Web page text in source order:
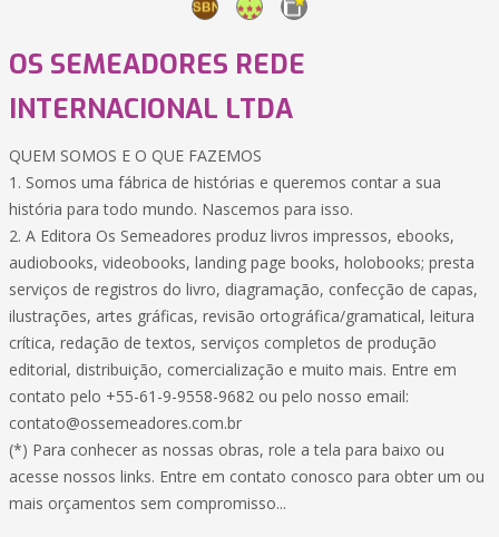
OS SEMEADORES REDE
INTERNACIONAL LTDA
QUEM SOMOS E O QUE FAZEMOS
1. Somos uma fábrica de histórias e queremos contar a sua
história para todo mundo. Nascemos para isso.
2. A Editora Os Semeadores produz livros impressos, ebooks,
audiobooks, videobooks, landing page books, holobooks; presta
serviços de registros do livro, diagramação, confecção de capas,
ilustrações, artes gráficas, revisão ortográfica/gramatical, leitura
crítica, redação de textos, serviços completos de produção
editorial, distribuição, comercialização e muito mais. Entre em
contato pelo +55-61-9-9558-9682 ou pelo nosso email:
contato@ossemeadores.com.br
(*) Para conhecer as nossas obras, role a tela para baixo ou
acesse nossos links. Entre em contato conosco para obter um ou
mais orçamentos sem compromisso...